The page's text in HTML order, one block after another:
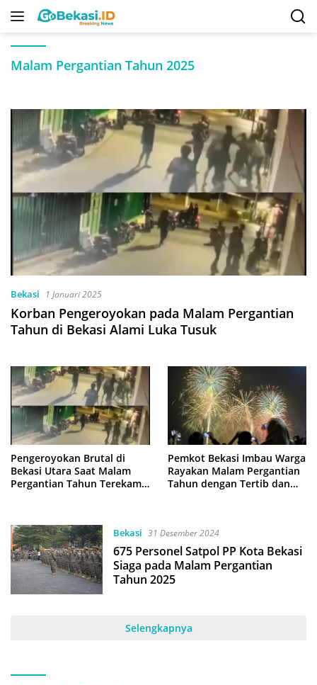
Langsung
Malam Pergantian Tahun 2025
Bekasi 1 Januari 2025
Korban Pengeroyokan pada Malam Pergantian
Tahun di Bekasi Alami Luka Tusuk
Pengeroyokan Brutal di
Bekasi Utara Saat Malam
Pergantian Tahun Terekam
Pemkot Bekasi Imbau Warga
Rayakan Malam Pergantian
Tahun dengan Tertib dan
Bekasi 31 Desember 2024
675 Personel Satpol PP Kota Bekasi
Siaga pada Malam Pergantian
Tahun 2025
Selengkapnya